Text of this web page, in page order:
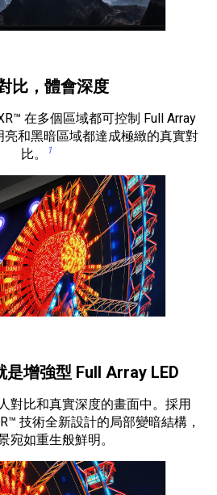
比，體會深度
在多個區域都可控制 Full Array
亮和黑暗區域都達成極緻的真實對
比。
1
是增強型 Full Array LED
對比和真實深度的畫面中。採用
技術全新設計的局部變暗結構，
宛如重生般鮮明。